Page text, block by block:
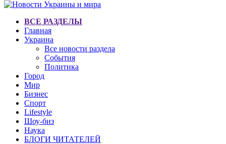
ВСЕ РАЗДЕЛЫ
Главная
Украина
Все новости раздела
События
Политика
Город
Мир
Бизнес
Спорт
Lifestyle
Шоу-биз
Наука
БЛОГИ ЧИТАТЕЛЕЙ